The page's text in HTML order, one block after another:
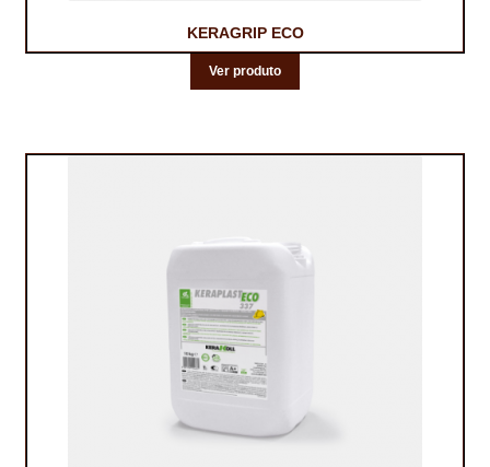
KERAGRIP ECO
Ver produto